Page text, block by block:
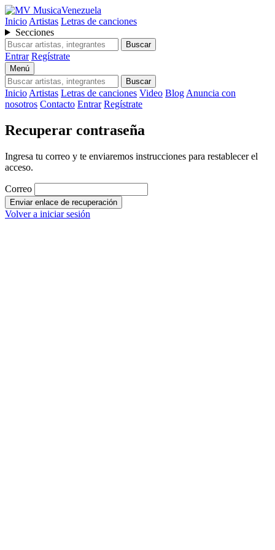
MusicaVenezuela
Inicio Artistas Letras de canciones
Secciones
Buscar
Entrar Regístrate
Menú
Buscar
Inicio Artistas Letras de canciones Video Blog Anuncia con
nosotros Contacto Entrar Regístrate
Recuperar contraseña
Ingresa tu correo y te enviaremos instrucciones para restablecer el
acceso.
Correo
Enviar enlace de recuperación
Volver a iniciar sesión